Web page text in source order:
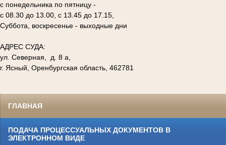
с понедельника по пятницу -
с 08.30 до 13.00, с 13.45 до 17.15,
Суббота, воскресенье - выходные дни
АДРЕС СУДА:
ул. Северная, д. 8 а,
г. Ясный, Оренбургская область, 462781
ГЛАВНАЯ
ПОДАЧА ПРОЦЕССУАЛЬНЫХ ДОКУМЕНТОВ В
ЭЛЕКТРОННОМ ВИДЕ